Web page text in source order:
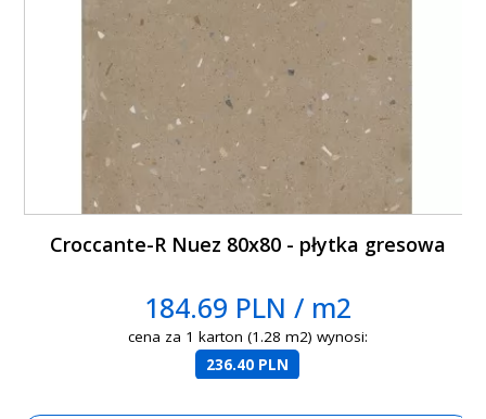
Croccante-R Nuez 80x80 - płytka gresowa
184.69 PLN / m2
cena za 1 karton (1.28 m2) wynosi:
236.40 PLN